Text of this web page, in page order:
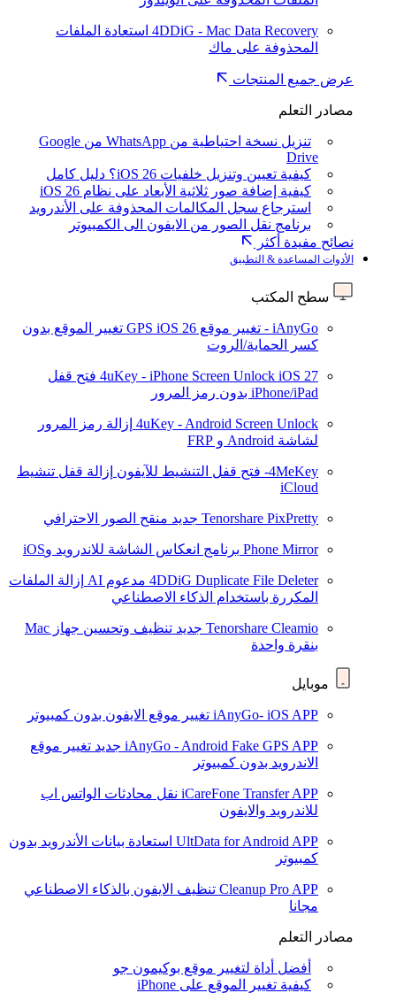
4DDiG - Mac Data Recovery استعادة الملفات
المحذوفة على ماك
عرض جميع المنتجات
مصادر التعلم
تنزيل نسخة احتياطية من WhatsApp من Google
Drive
كيفية تعيين وتنزيل خلفيات iOS 26؟ دليل كامل
كيفية إضافة صور ثلاثية الأبعاد على نظام iOS 26
استرجاع سجل المكالمات المحذوفة على الأندرويد
برنامج نقل الصور من الايفون الى الكمبيوتر
نصائح مفيدة أكثر
الأدوات المساعدة & التطبيق
سطح المكتب
iAnyGo - تغيير موقع GPS iOS 26
تغيير الموقع بدون
كسر الحماية/الروت
4uKey - iPhone Screen Unlock iOS 27
فتح قفل
iPhone/iPad بدون رمز المرور
4uKey - Android Screen Unlock إزالة رمز المرور
لشاشة Android و FRP
4MeKey- فتح قفل التنشيط للآيفون
إزالة قفل تنشيط
iCloud
Tenorshare PixPretty جديد منقح الصور الاحترافي
Phone Mirror برنامج انعكاس الشاشة للاندرويد وiOS
4DDiG Duplicate File Deleter مدعوم AI
إزالة الملفات
المكررة باستخدام الذكاء الاصطناعي
Tenorshare Cleamio جديد
تنظيف وتحسين جهاز Mac
بنقرة واحدة
موبايل
iAnyGo- iOS APP تغيير موقع الايفون بدون كمبيوتر
iAnyGo - Android Fake GPS APP جديد تغيير موقع
الاندرويد بدون كمبيوتر
iCareFone Transfer APP نقل محادثات الواتس اب
للاندرويد والايفون
UltData for Android APP استعادة بيانات الأندرويد بدون
كمبيوتر
Cleanup Pro APP تنظيف الايفون بالذكاء الاصطناعي
مجانا
مصادر التعلم
أفضل أداة لتغيير موقع بوكيمون جو
كيفية تغيير الموقع على iPhone